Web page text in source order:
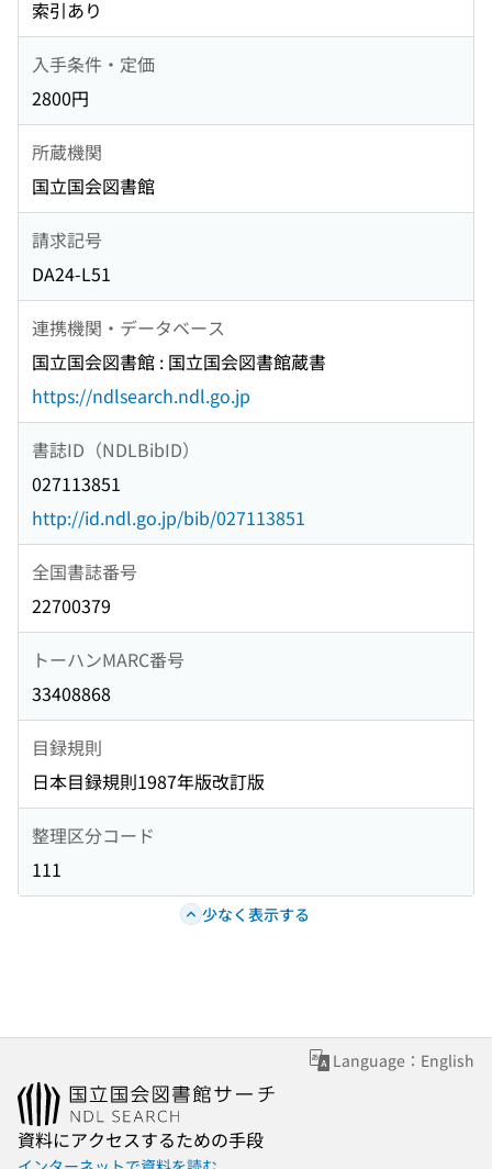
索引あり
入手条件・定価
2800円
所蔵機関
国立国会図書館
請求記号
DA24-L51
連携機関・データベース
国立国会図書館 : 国立国会図書館蔵書
https://ndlsearch.ndl.go.jp
書誌ID（NDLBibID）
027113851
http://id.ndl.go.jp/bib/027113851
全国書誌番号
22700379
トーハンMARC番号
33408868
目録規則
日本目録規則1987年版改訂版
整理区分コード
111
少なく表示する
Language：English
資料にアクセスするための手段